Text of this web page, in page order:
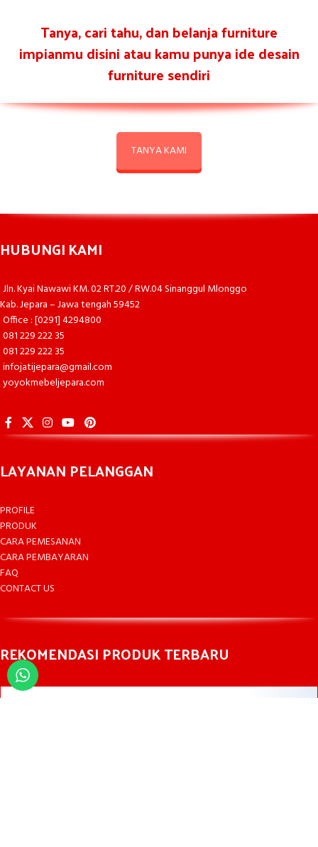
Tanya, cari tahu, dan belanja furniture
impianmu disini atau kamu punya ide desain
furniture sendiri
TANYA KAMI
HUBUNGI KAMI
Jln. Kyai Nawawi KM. 02 RT.20 / RW.04 Sinanggul Mlonggo
Kab. Jepara – Jawa tengah 59452
Office : [0291] 4294800
081 229 222 35
081 229 222 35
infojatijepara@gmail.com
yoyokmebeljepara.com
LAYANAN PELANGGAN
PROFILE
PRODUK
CARA PEMESANAN
CARA PEMBAYARAN
FAQ
CONTACT US
REKOMENDASI PRODUK TERBARU